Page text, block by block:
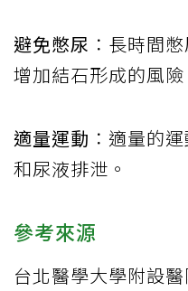
避免憋尿 ：長時間
增加結石形成的風
適量運動 ：適量的
和尿液排泄。
參考來源
台北醫學大學附設